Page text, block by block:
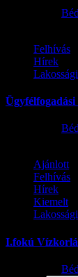
Felhívás
Hírek
Lakossági
Ügyfélfogadási
Ajánlott
Felhívás
Hírek
Kiemelt
Lakossági
I.fokú